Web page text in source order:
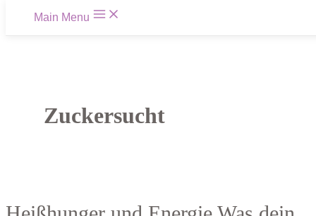
Zum Inhalt springen
Main Menu
Zuckersucht